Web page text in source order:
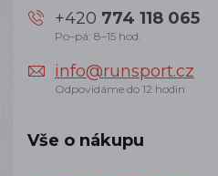
+420 774 118 065
Po–pá: 8–15 hod.
info@runsport.cz
Odpovídáme do 12 hodin
Vše o nákupu